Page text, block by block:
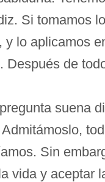
Si tomamos
lo aplicamos
de
suena
Sin
vida y